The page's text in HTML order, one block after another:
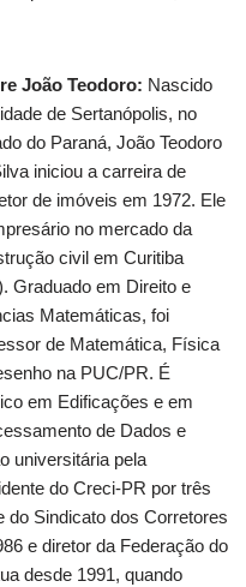
João Teodoro: Nascido
de Sertanópolis, no
do Paraná, João Teodoro
iniciou a carreira de
de imóveis em 1972. Ele
no mercado da
civil em Curitiba
Graduado em Direito e
Matemáticas, foi
de Matemática, Física
na PUC/PR. É
em Edificações e em
de Dados e
universitária pela
do Creci-PR por três
do Sindicato dos Corretores
e diretor da Federação do
desde 1991, quando